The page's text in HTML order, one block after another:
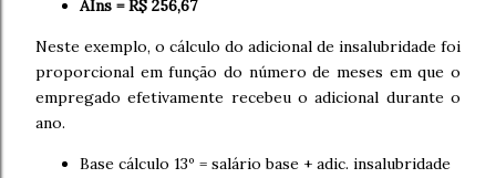
AIns = R$ 256,67
Neste exemplo, o cálculo do adicional de insalubridade foi
proporcional em função do número de meses em que o
empregado efetivamente recebeu o adicional durante o
ano.
Base cálculo 13º = salário base + adic. insalubridade